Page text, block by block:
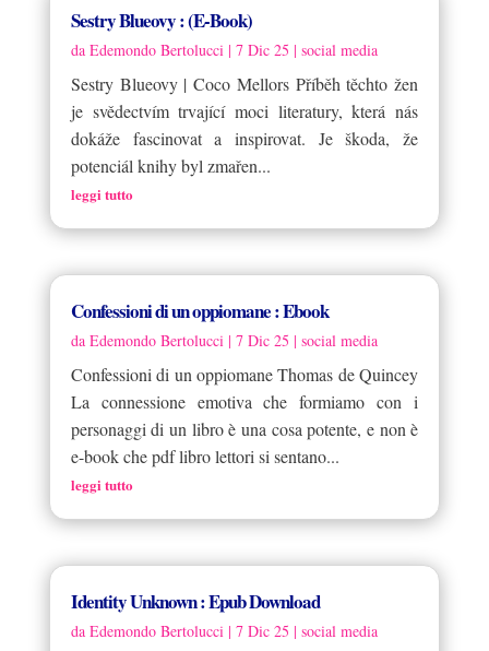
Sestry Blueovy : (E-Book)
da Edemondo Bertolucci | 7 Dic 25 | social media
Sestry Blueovy | Coco Mellors Příběh těchto žen
je svědectvím trvající moci literatury, která nás
dokáže fascinovat a inspirovat. Je škoda, že
potenciál knihy byl zmařen...
leggi tutto
Confessioni di un oppiomane : Ebook
da Edemondo Bertolucci| 7 Dic 25 | social media
Confessioni di un oppiomane Thomas de Quincey
La connessione emotiva che formiamo con i
personaggi di un libro è una cosa potente, e non è
e-book che pdf libro lettori si sentano...
leggi tutto
Identity Unknown : Epub Download
da Edemondo Bertolucci| 7 Dic 25 | social media